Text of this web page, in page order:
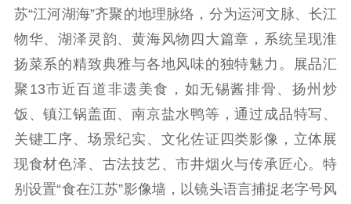
公共服务
新时代公民素养
提升资源库
新闻出版
政务服务
作品著作权
登记服务
科研创新
服务管理平台
智库服务
管理平台
文艺创作
服务管理
文化产业
统计分析
数字出版
审读服务
新闻发布工作备
案管理系统
电影
服务
理论宣讲
共建共享平台
政工继续教育学
习平台
苏“江河湖海”齐聚的地理脉络，分为运河文脉、长江
物华、湖泽灵韵、黄海风物四大篇章，系统呈现淮
扬菜系的精致典雅与各地风味的独特魅力。展品汇
聚13市近百道非遗美食，如无锡酱排骨、扬州炒
饭、镇江锅盖面、南京盐水鸭等，通过成品特写、
关键工序、场景纪实、文化佐证四类影像，立体展
现食材色泽、古法技艺、市井烟火与传承匠心。特
别设置“食在江苏”影像墙，以镜头语言捕捉老字号风